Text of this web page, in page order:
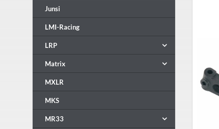
Junsi
LMI-Racing
LRP
Matrix
MXLR
MKS
MR33